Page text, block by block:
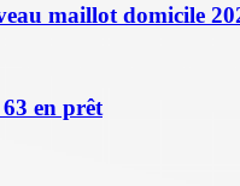
maillot domicile
en prêt